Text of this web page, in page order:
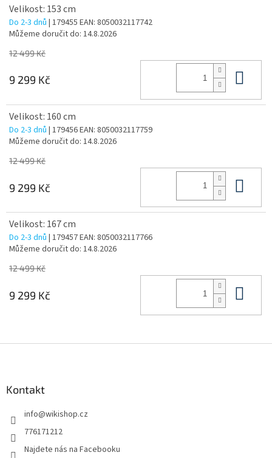
Velikost: 153 cm
Do 2-3 dnů | 179455 EAN: 8050032117742
Můžeme doručit do: 14.8.2026
12 499 Kč
9 299 Kč
Velikost: 160 cm
Do 2-3 dnů | 179456EAN: 8050032117759
Můžeme doručit do: 14.8.2026
12 499 Kč
9 299 Kč
Velikost: 167 cm
Do 2-3 dnů | 179457EAN: 8050032117766
Můžeme doručit do: 14.8.2026
12 499 Kč
9 299 Kč
Kontakt
info@wikishop.cz
776171212
Najdete nás na Facebooku